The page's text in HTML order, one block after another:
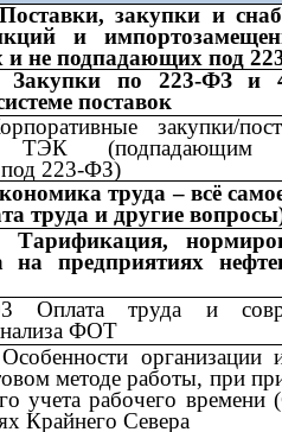
закупки и
и
не подпадающих под
Закупки по 223-ФЗ и
поставок
закупки/
ТЭК
223-ФЗ)
труда – всё
труда и другие
на предприятиях
Оплата труда и
ФОТ
организации
методе работы, при
учета рабочего
Крайнего Севера